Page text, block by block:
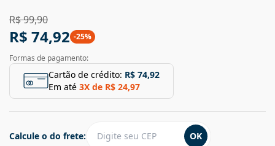
R$ 99,90
R$ 74,92 -25%
Formas de pagamento:
Cartão de crédito: R$ 74,92
Em até 3X de R$ 24,97
Calcule o do frete: OK